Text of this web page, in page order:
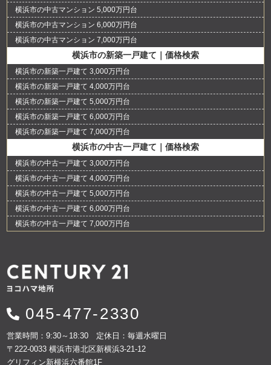
横浜市の中古マンション 5,000万円台
横浜市の中古マンション 6,000万円台
横浜市の中古マンション 7,000万円台
横浜市の新築一戸建て｜価格検索
横浜市の新築一戸建て 3,000万円台
横浜市の新築一戸建て 4,000万円台
横浜市の新築一戸建て 5,000万円台
横浜市の新築一戸建て 6,000万円台
横浜市の新築一戸建て 7,000万円台
横浜市の中古一戸建て｜価格検索
横浜市の中古一戸建て 3,000万円台
横浜市の中古一戸建て 4,000万円台
横浜市の中古一戸建て 5,000万円台
横浜市の中古一戸建て 6,000万円台
横浜市の中古一戸建て 7,000万円台
045-477-2330
営業時間：9:30～18:30 定休日：毎週水曜日
〒222-0033 横浜市港北区新横浜3-21-12
グリフィン新横浜六番館1F